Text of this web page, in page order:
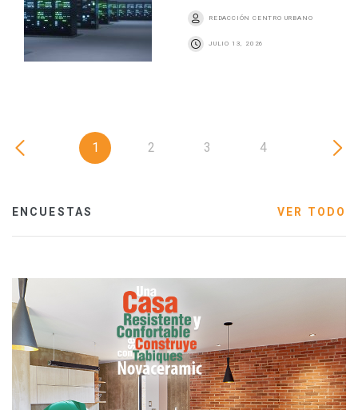
REDACCIÓN CENTRO URBANO
JULIO 13, 2026
1 2 3 4
ENCUESTAS VER TODO